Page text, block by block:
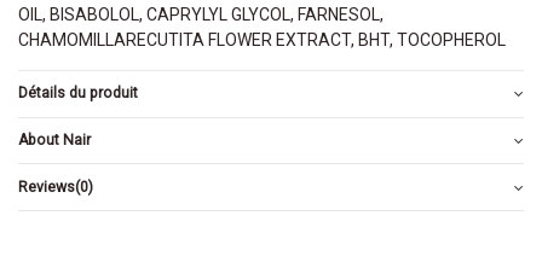
OIL, BISABOLOL, CAPRYLYL GLYCOL, FARNESOL,
CHAMOMILLARECUTITA FLOWER EXTRACT, BHT, TOCOPHEROL
Détails du produit
About Nair
Reviews(0)